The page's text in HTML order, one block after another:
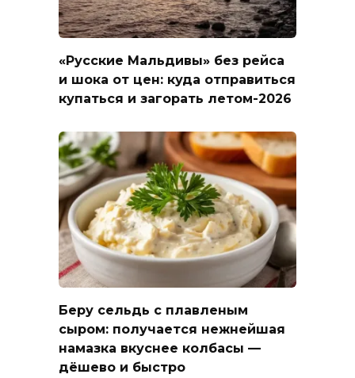
«Русские Мальдивы» без рейса
и шока от цен: куда отправиться
купаться и загорать летом-2026
Беру сельдь с плавленым
сыром: получается нежнейшая
намазка вкуснее колбасы —
дёшево и быстро